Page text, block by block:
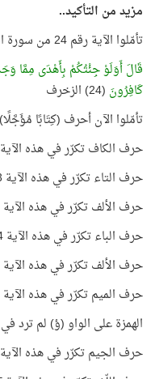
مزيد من التأكيد..
تأمّلوا الآية رقم 24 من سورة الزخرف..
قَالَ أَوَلَوْ جِئْتُكُمْ بِأَهْدَى مِمَّا
كَافِرُونَ (24) الزخرف
تأمّلوا الآن أحرف (كِتَابًا
حرف الكاف تكرّر في هذه الآية 3 مرّات.
حرف التاء تكرّر في هذه الآية 3 مرّات.
حرف الألف تكرّر في هذه الآية 13 مرّة.
حرف الباء تكرّر في هذه الآية 4 مرّات.
حرف الألف تكرّر في هذه الآية 13 مرّة.
حرف الميم تكرّر في هذه الآية 7 مرّات.
الهمزة على الواو (ؤ) لم ترد
حرف الجيم تكرّر في هذه